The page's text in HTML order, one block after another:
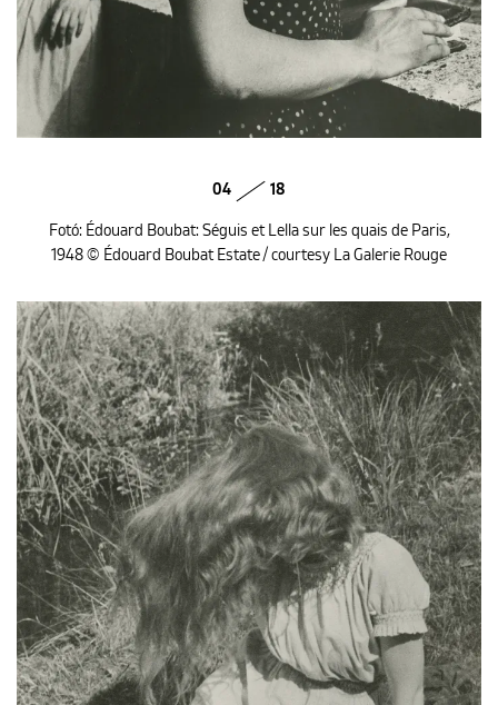
04 18
Fotó: Édouard Boubat: Séguis et Lella sur les quais de Paris,
1948 © Édouard Boubat Estate / courtesy La Galerie Rouge